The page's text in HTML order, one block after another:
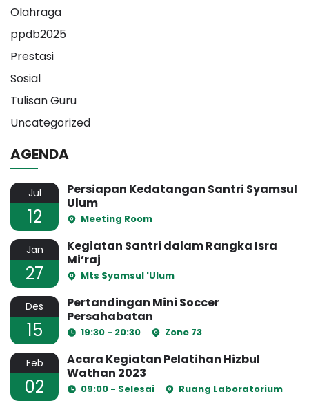
Olahraga
ppdb2025
Prestasi
Sosial
Tulisan Guru
Uncategorized
AGENDA
Jul
12
Persiapan Kedatangan Santri Syamsul
Ulum
Meeting Room
Jan
27
Kegiatan Santri dalam Rangka Isra
Mi’raj
Mts Syamsul 'Ulum
Des
15
Pertandingan Mini Soccer
Persahabatan
19:30 - 20:30 Zone 73
Feb
02
Acara Kegiatan Pelatihan Hizbul
Wathan 2023
09:00 - Selesai Ruang Laboratorium